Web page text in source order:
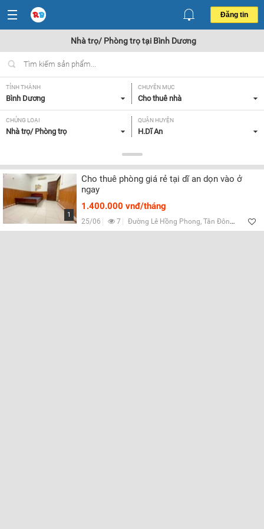
Đăng tin
Nhà trọ/ Phòng trọ tại Bình Dương
TỈNH THÀNH
Bình Dương
CHUYÊN MỤC
Cho thuê nhà
CHỦNG LOẠI
Nhà trọ/ Phòng trọ
QUẬN HUYỆN
H.Dĩ An
Thỏa thuận,
TIỆN ÍCH
Tất cả
1
Cho thuê phòng giá rẻ tại dĩ an dọn vào ở
ngay
1.400.000 vnđ/tháng
25/06 7 Đường Lê Hồng Phong, Tân Đông Hiệp, Bình Dương